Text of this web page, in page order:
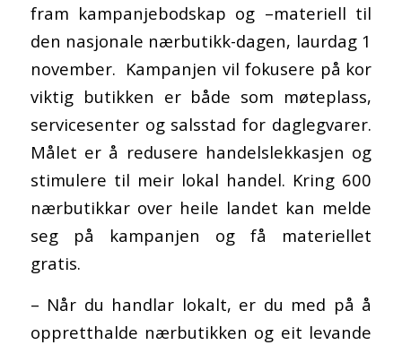
fram kampanjebodskap og –materiell til
den nasjonale nærbutikk-dagen, laurdag 1
november. Kampanjen vil fokusere på kor
viktig butikken er både som møteplass,
servicesenter og salsstad for daglegvarer.
Målet er å redusere handelslekkasjen og
stimulere til meir lokal handel. Kring 600
nærbutikkar over heile landet kan melde
seg på kampanjen og få materiellet
gratis.
– Når du handlar lokalt, er du med på å
oppretthalde nærbutikken og eit levande